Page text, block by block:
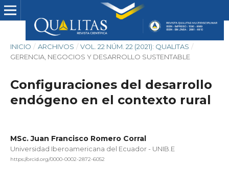
INICIO / ARCHIVOS / VOL. 22 NÚM. 22 (2021): QUALITAS /
GERENCIA, NEGOCIOS Y DESARROLLO SUSTENTABLE
Configuraciones del desarrollo
endógeno en el contexto rural
MSc. Juan Francisco Romero Corral
Universidad Iberoamericana del Ecuador - UNIB.E
https://orcid.org/0000-0002-2872-6052